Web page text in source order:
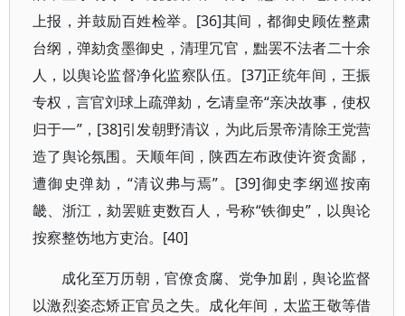
上报，并鼓励百姓检举。[36]其间，都御史顾佐整肃
台纲，弹劾贪墨御史，清理冗官，黜罢不法者二十余
人，以舆论监督净化监察队伍。[37]正统年间，王振
专权，言官刘球上疏弹劾，乞请皇帝“亲决故事，使权
归于一”，[38]引发朝野清议，为此后景帝清除王党营
造了舆论氛围。天顺年间，陕西左布政使许资贪鄙，
遭御史弹劾，“清议弗与焉”。[39]御史李纲巡按南
畿、浙江，劾罢赃吏数百人，号称“铁御史”，以舆论
按察整饬地方吏治。[40]
成化至万历朝，官僚贪腐、党争加剧，舆论监督
以激烈姿态矫正官员之失。成化年间，太监王敬等借